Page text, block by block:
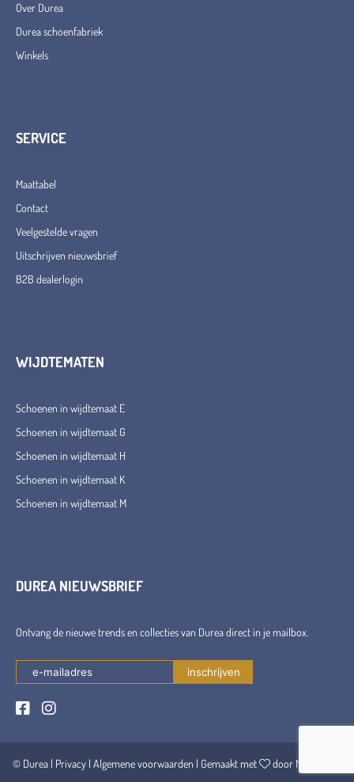
Over Durea
Durea schoenfabriek
Winkels
SERVICE
Maattabel
Contact
Veelgestelde vragen
Uitschrijven nieuwsbrief
B2B dealerlogin
WIJDTEMATEN
Schoenen in wijdtemaat E
Schoenen in wijdtemaat G
Schoenen in wijdtemaat H
Schoenen in wijdtemaat K
Schoenen in wijdtemaat M
DUREA NIEUWSBRIEF
Ontvang de nieuwe trends en collecties van Durea direct in je mailbox.
© Durea | Privacy| Algemene voorwaarden | Gemaakt met door Maerschalk